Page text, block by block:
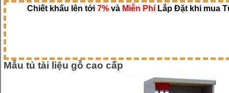
Chiết khấu lên tới 7%và Miễn PhíLắp Đặt khi mua
Mẫu tủ tài liệu gỗ cao cấp